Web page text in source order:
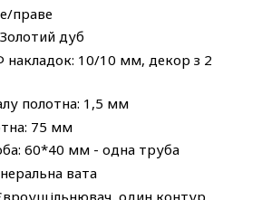
праве
дуб
10/10 мм, декор з 2
полотна: 1,5 мм
75 мм
60*40 мм - одна труба
вата
один контур